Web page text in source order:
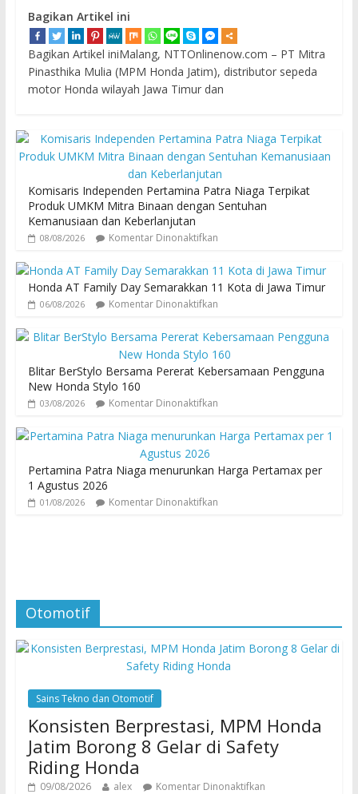
Bagikan Artikel ini
Bagikan Artikel iniMalang, NTTOnlinenow.com – PT Mitra
Pinasthika Mulia (MPM Honda Jatim), distributor sepeda
motor Honda wilayah Jawa Timur dan
Komisaris Independen Pertamina Patra Niaga Terpikat
Produk UMKM Mitra Binaan dengan Sentuhan
Kemanusiaan dan Keberlanjutan
08/08/2026 Komentar Dinonaktifkan
Honda AT Family Day Semarakkan 11 Kota di Jawa Timur
06/08/2026 Komentar Dinonaktifkan
Blitar BerStylo Bersama Pererat Kebersamaan Pengguna
New Honda Stylo 160
03/08/2026 Komentar Dinonaktifkan
Pertamina Patra Niaga menurunkan Harga Pertamax per
1 Agustus 2026
01/08/2026 Komentar Dinonaktifkan
Otomotif
Sains Tekno dan Otomotif
Konsisten Berprestasi, MPM Honda
Jatim Borong 8 Gelar di Safety
Riding Honda
09/08/2026 alex Komentar Dinonaktifkan